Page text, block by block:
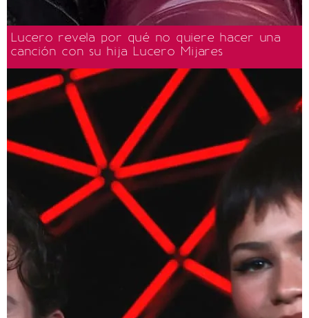
Lucero revela por qué no quiere hacer una
canción con su hija Lucero Mijares